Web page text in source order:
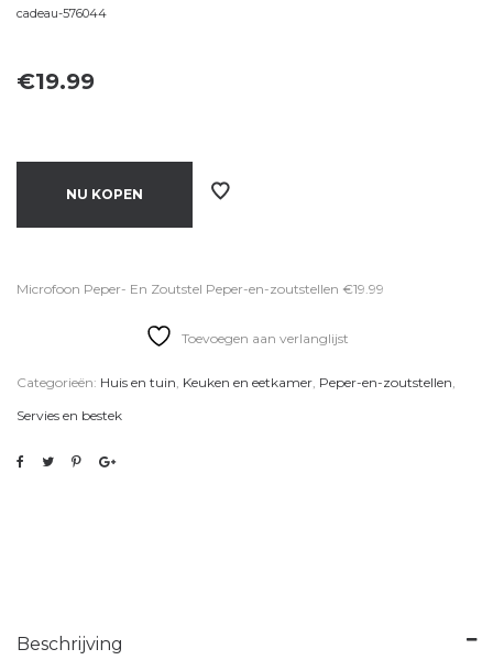
cadeau-576044
€19.99
NU KOPEN
Microfoon Peper- En Zoutstel Peper-en-zoutstellen €19.99
Toevoegen aan verlanglijst
Categorieën: Huis en tuin, Keuken en eetkamer, Peper-en-zoutstellen,
Servies en bestek
Beschrijving